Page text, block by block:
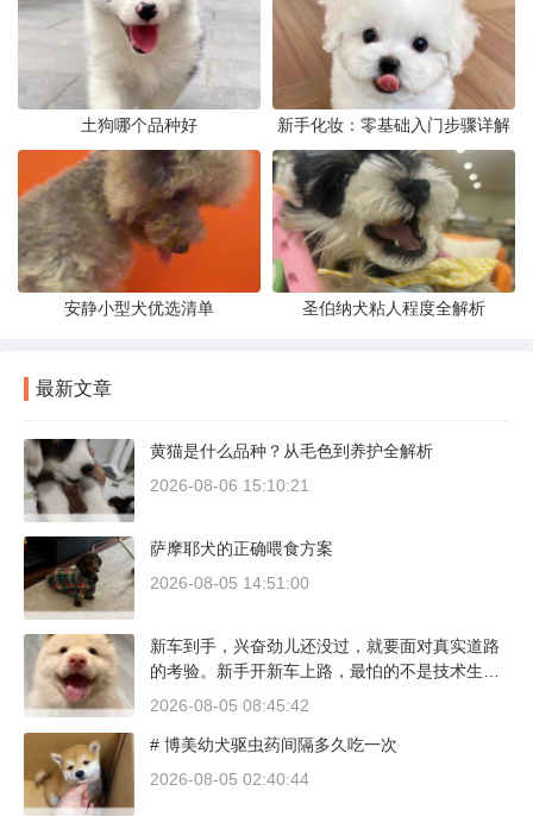
土狗哪个品种好 新手化妆：零基础入门步骤详解
安静小型犬优选清单 圣伯纳犬粘人程度全解析
最新文章
黄猫是什么品种？从毛色到养护全解析
2026-08-06 15:10:21
萨摩耶犬的正确喂食方案
2026-08-05 14:51:00
新车到手，兴奋劲儿还没过，就要面对真实道路
的考验。新手开新车上路，最怕的不是技术生
疏，而是对车况和路况的双重陌生。磨合期内，
不超过100公里，这不是老司机的保守，而是活
塞和气缸壁需要时间完成精细贴合。多数车型说
2026-08-05 08:45:42
# 博美幼犬驱虫药间隔多久吃一次
2026-08-05 02:40:44